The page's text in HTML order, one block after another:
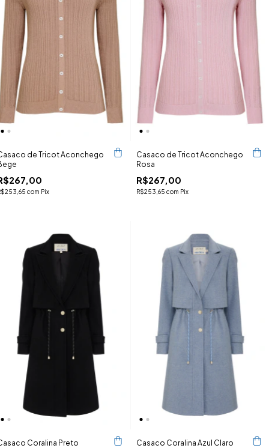
de Tricot Aconchego
com Pix
Casaco de Tricot Aconchego
Rosa
R$267,00
R$253,65 com Pix
Coralina Preto Casaco Coralina Azul Claro